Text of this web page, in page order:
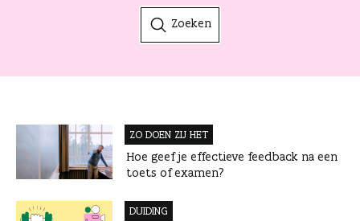
Zoeken
ZO DOEN ZIJ HET
Hoe geef je effectieve feedback na een
toets of examen?
DUIDING